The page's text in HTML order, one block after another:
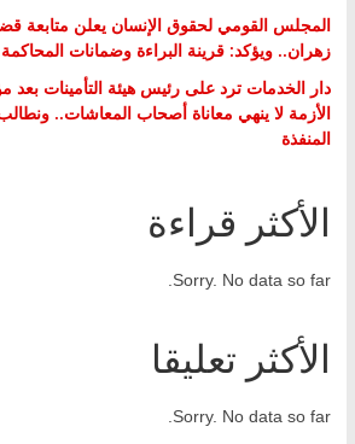
المجلس القومي لحقوق الإنسان يعلن متابعة
زهران.. ويؤكد: قرينة البراءة وضمانات
دار الخدمات ترد على رئيس هيئة التأمينات بعد
الأزمة لا ينهي معاناة أصحاب المعاشات..
المنفذة
الأكثر قراءة
Sorry. No data so far.
الأكثر تعليقا
Sorry. No data so far.